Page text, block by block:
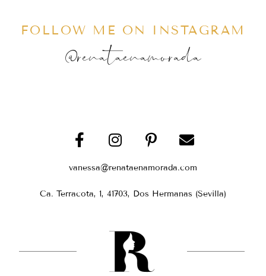
FOLLOW ME ON INSTAGRAM
@renataenamorada
vanessa@renataenamorada.com
Ca. Terracota, 1, 41703, Dos Hermanas (Sevilla)